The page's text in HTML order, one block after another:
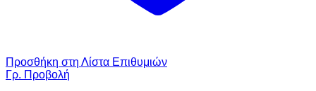
Προσθήκη στη Λίστα Επιθυμιών
Γρ. Προβολή